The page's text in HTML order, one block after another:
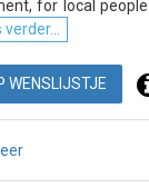
for local
verder...
WENSLIJSTJE